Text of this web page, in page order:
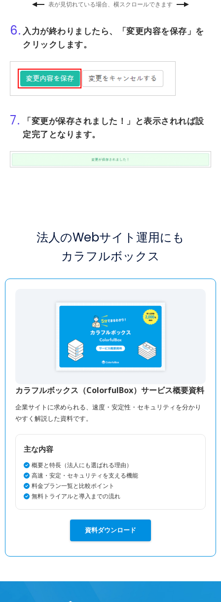
表が見切れている場合、横スクロールできます
6. 入力が終わりましたら、 「変更内容を保存」 を
クリックします。
7. 「変更が保存されました！」 と表示されれば設
定完了となります。
法人のWebサイト運用にも
カラフルボックス
カラフルボックス（ColorfulBox）サービス概要資料
企業サイトに求められる、速度・安定性・セキュリティを分かり
やすく解説した資料です。
主な内容
概要と特長（法人にも選ばれる理由）
高速・安定・セキュリティを支える機能
料金プラン一覧と比較ポイント
無料トライアルと導入までの流れ
資料ダウンロード